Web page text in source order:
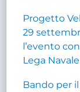
Progetto
29
l’evento
Lega
Bando per